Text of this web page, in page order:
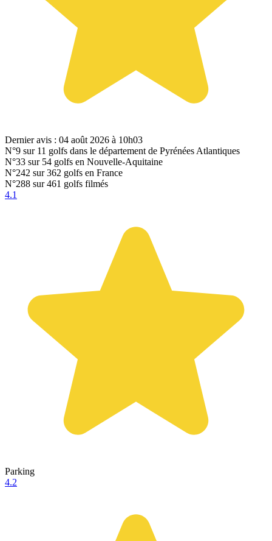
Dernier avis : 04 août 2026 à 10h03
N°9 sur 11 golfs dans le département de Pyrénées Atlantiques
N°33 sur 54 golfs en Nouvelle-Aquitaine
N°242 sur 362 golfs en France
N°288 sur 461 golfs filmés
4.1
Parking
4.2